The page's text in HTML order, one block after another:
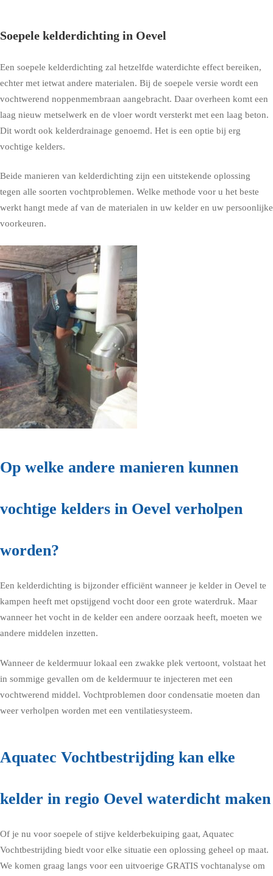
Soepele kelderdichting in Oevel
Een soepele kelderdichting zal hetzelfde waterdichte effect bereiken,
echter met ietwat andere materialen. Bij de soepele versie wordt een
vochtwerend noppenmembraan aangebracht. Daar overheen komt een
laag nieuw metselwerk en de vloer wordt versterkt met een laag beton.
Dit wordt ook kelderdrainage genoemd. Het is een optie bij erg
vochtige kelders.
Beide manieren van kelderdichting zijn een uitstekende oplossing
tegen alle soorten vochtproblemen. Welke methode voor u het beste
werkt hangt mede af van de materialen in uw kelder en uw persoonlijke
voorkeuren.
Op welke andere manieren kunnen
vochtige kelders in Oevel verholpen
worden?
Een kelderdichting is bijzonder efficiënt wanneer je kelder in Oevel te
kampen heeft met opstijgend vocht door een grote waterdruk. Maar
wanneer het vocht in de kelder een andere oorzaak heeft, moeten we
andere middelen inzetten.
Wanneer de keldermuur lokaal een zwakke plek vertoont, volstaat het
in sommige gevallen om de keldermuur te injecteren met een
vochtwerend middel. Vochtproblemen door condensatie moeten dan
weer verholpen worden met een ventilatiesysteem.
Aquatec Vochtbestrijding kan elke
kelder in regio Oevel waterdicht maken
Of je nu voor soepele of stijve kelderbekuiping gaat, Aquatec
Vochtbestrijding biedt voor elke situatie een oplossing geheel op maat.
We komen graag langs voor een uitvoerige GRATIS vochtanalyse om